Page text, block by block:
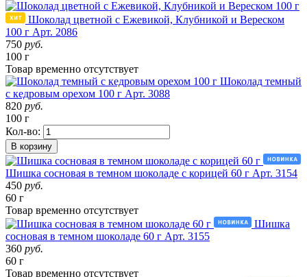
Шоколад цветной с Ежевикой, Клубникой и Вереском
100 г Арт. 2086
750 руб.
100 г
Товар временно отсутствует
Шоколад темный
с кедровым орехом 100 г Арт. 3088
820 руб.
100 г
Кол-во:
В корзину
Шишка сосновая в темном шоколаде с корицей 60 г Арт. 3154
450 руб.
60 г
Товар временно отсутствует
Шишка
сосновая в темном шоколаде 60 г Арт. 3155
360 руб.
60 г
Товар временно отсутствует